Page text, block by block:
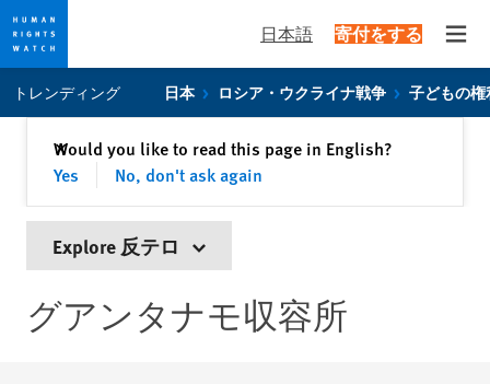
privacy
content
日本語 寄付をする
トレンディング 日本 ロシア・ウクライナ戦争 子どもの権
Would you like to read this page in English?
Yes
No, don't ask again
✕閉じる
Explore 反テロ
グアンタナモ収容所